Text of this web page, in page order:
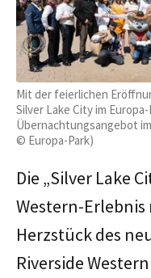
Mit der feierlichen
Silver Lake City im
Übernachtungsangebot
© Europa-Park)
Die „Silver Lake
Western-
Herzstück des
Riverside